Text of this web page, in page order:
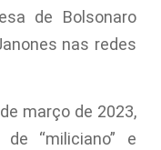
de Bolsonaro
nas redes
março de 2023,
“miliciano” e